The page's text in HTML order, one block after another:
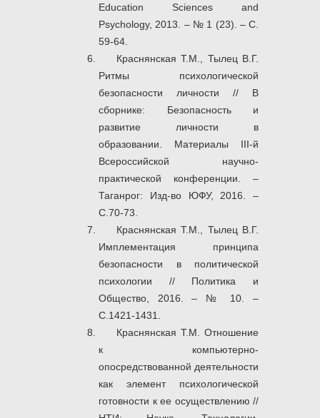
Education Sciences and
Psychology, 2013. – № 1 (23). – С.
59-64.
Краснянская Т.М., Тылец В.Г.
Ритмы психологической
безопасности личности // В
сборнике: Безопасность и
развитие личности в
образовании. Материалы III-й
Всероссийской научно-
практической конференции. –
Таганрог: Изд-во ЮФУ, 2016. –
С.70-73.
Краснянская Т.М., Тылец В.Г.
Имплементация принципа
безопасности в политической
психологии // Политика и
Общество, 2016. – № 10. –
С.1421-1431.
Краснянская Т.М. Отношение
к компьютерно-
опосредствованной деятельности
как элемент психологической
готовности к ее осуществлению //